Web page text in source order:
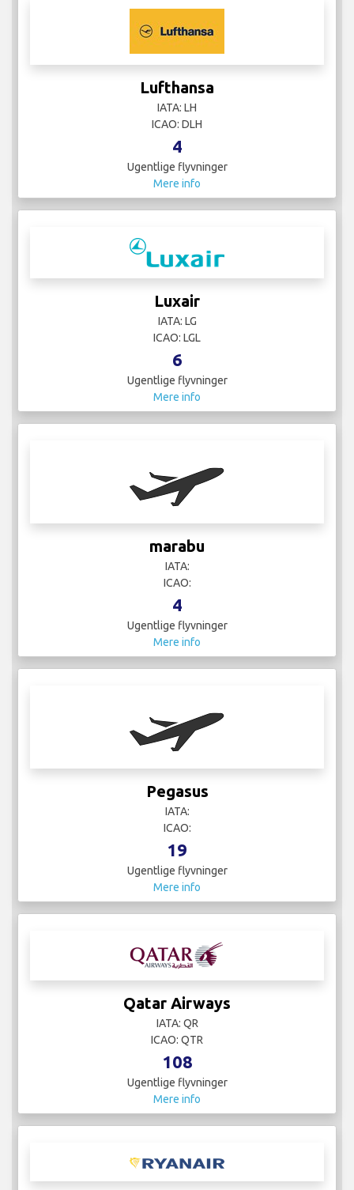
Lufthansa
IATA: LH
ICAO: DLH
4
Ugentlige flyvninger
Mere info
Luxair
IATA: LG
ICAO: LGL
6
Ugentlige flyvninger
Mere info
marabu
IATA:
ICAO:
4
Ugentlige flyvninger
Mere info
Pegasus
IATA:
ICAO:
19
Ugentlige flyvninger
Mere info
Qatar Airways
IATA: QR
ICAO: QTR
108
Ugentlige flyvninger
Mere info